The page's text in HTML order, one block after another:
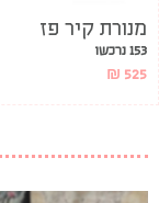
מנורת קיר פז
153 נרכשו
₪ 525